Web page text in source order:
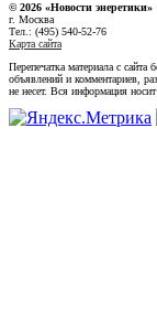
© 2026 «Новости энеретики»
г. Москва
Тел.: (495) 540-52-76
Карта сайта
Перепечатка материала с
объявлений и комментариев,
не несет. Вся информация